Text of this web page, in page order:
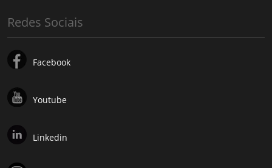
Redes Sociais
Facebook
Youtube
Linkedin